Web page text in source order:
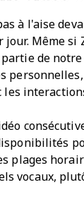
à l'aise
Même si
de
les
plages
vocaux,